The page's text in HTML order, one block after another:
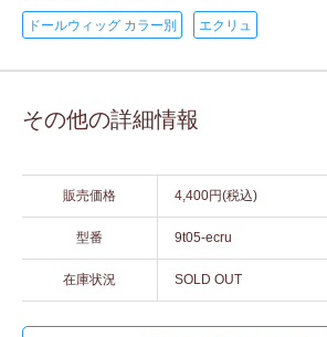
ドールウィッグ カラー別 エクリュ
その他の詳細情報
販売価格 4,400円(税込)
型番 9t05-ecru
在庫状況 SOLD OUT